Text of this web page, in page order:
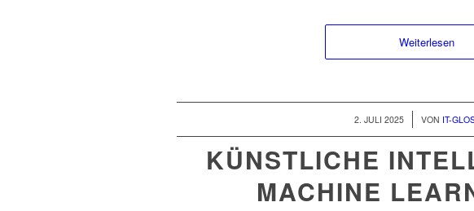
Weiterlesen
2. JULI 2025 VON IT-
KÜNSTLICHE
MACHINE